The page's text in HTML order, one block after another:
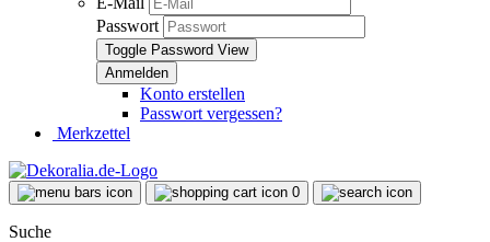
Passwort
Toggle Password View
Konto erstellen
Passwort vergessen?
Merkzettel
0
Suche